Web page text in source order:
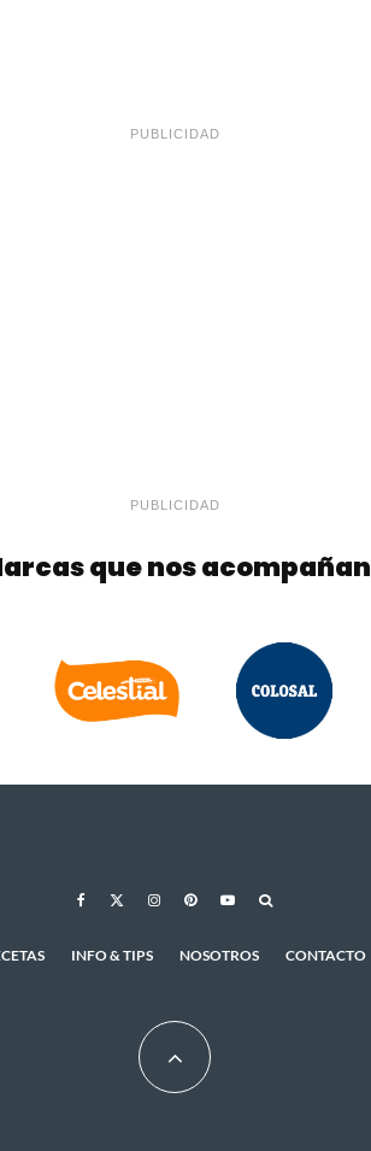
PUBLICIDAD
PUBLICIDAD
que nos acompañan
INFO & TIPS NOSOTROS CONTACTO